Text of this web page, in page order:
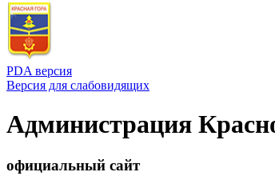
PDA версия
Версия для слабовидящих
Администрация
официальный сайт